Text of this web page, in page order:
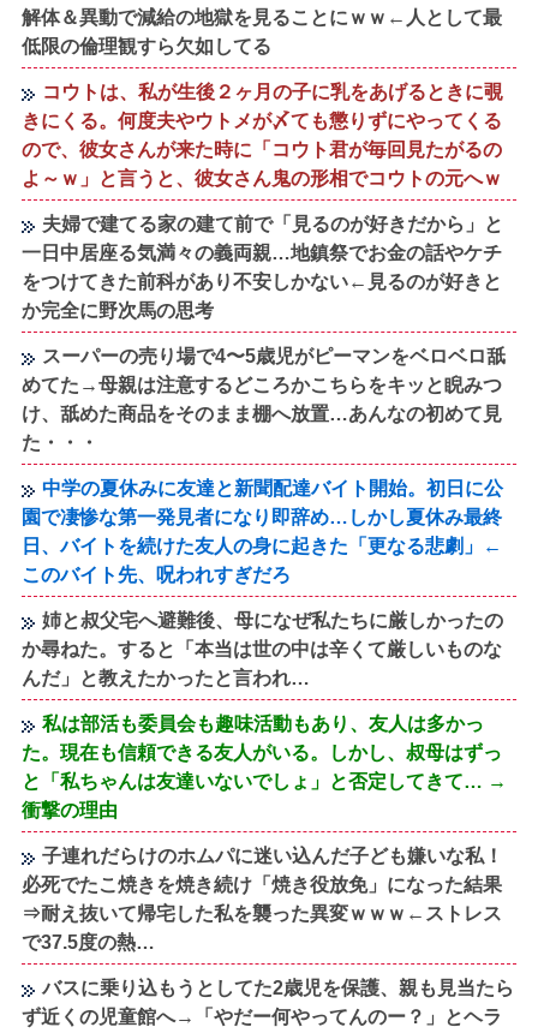
解体＆異動で減給の地獄を見ることにｗｗ←人として最
低限の倫理観すら欠如してる
コウトは、私が生後２ヶ月の子に乳をあげるときに覗
きにくる。何度夫やウトメが〆ても懲りずにやってくる
ので、彼女さんが来た時に「コウト君が毎回見たがるの
よ～ｗ」と言うと、彼女さん鬼の形相でコウトの元へｗ
夫婦で建てる家の建て前で「見るのが好きだから」と
一日中居座る気満々の義両親…地鎮祭でお金の話やケチ
をつけてきた前科があり不安しかない←見るのが好きと
か完全に野次馬の思考
スーパーの売り場で4〜5歳児がピーマンをベロベロ舐
めてた→母親は注意するどころかこちらをキッと睨みつ
け、舐めた商品をそのまま棚へ放置…あんなの初めて見
た・・・
中学の夏休みに友達と新聞配達バイト開始。初日に公
園で凄惨な第一発見者になり即辞め…しかし夏休み最終
日、バイトを続けた友人の身に起きた「更なる悲劇」←
このバイト先、呪われすぎだろ
姉と叔父宅へ避難後、母になぜ私たちに厳しかったの
か尋ねた。すると「本当は世の中は辛くて厳しいものな
んだ」と教えたかったと言われ…
私は部活も委員会も趣味活動もあり、友人は多かっ
た。現在も信頼できる友人がいる。しかし、叔母はずっ
と「私ちゃんは友達いないでしょ」と否定してきて… →
衝撃の理由
子連れだらけのホムパに迷い込んだ子ども嫌いな私！
必死でたこ焼きを焼き続け「焼き役放免」になった結果
⇒耐え抜いて帰宅した私を襲った異変ｗｗｗ←ストレス
で37.5度の熱…
バスに乗り込もうとしてた2歳児を保護、親も見当たら
ず近くの児童館へ→「やだー何やってんのー？」とヘラ